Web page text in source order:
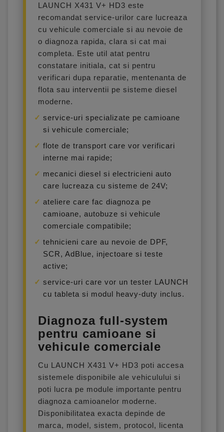
LAUNCH X431 V+ HD3 este
recomandat service-urilor care lucreaza
cu vehicule comerciale si au nevoie de
o diagnoza rapida, clara si cat mai
completa. Este util atat pentru
constatare initiala, cat si pentru
verificari dupa reparatie, mentenanta de
flota sau interventii pe sisteme diesel
moderne.
service-uri specializate pe camioane
si vehicule comerciale;
flote de transport care vor verificari
interne mai rapide;
mecanici diesel si electricieni auto
care lucreaza cu sisteme de 24V;
ateliere care fac diagnoza pe
camioane, autobuze si vehicule
comerciale compatibile;
tehnicieni care au nevoie de DPF,
SCR, AdBlue, injectoare si teste
active;
service-uri care vor un tester LAUNCH
cu tableta si modul heavy-duty inclus.
Diagnoza full-system
pentru camioane si
vehicule comerciale
Cu LAUNCH X431 V+ HD3 poti accesa
sistemele disponibile ale vehiculului si
poti lucra pe module importante pentru
diagnoza camioanelor moderne.
Disponibilitatea exacta depinde de
marca, model, sistem, protocol, licenta